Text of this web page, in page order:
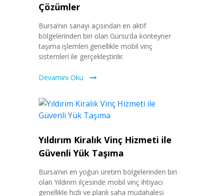
Çözümler
Bursa’nın sanayi açısından en aktif
bölgelerinden biri olan Gürsu’da konteyner
taşıma işlemleri genellikle mobil vinç
sistemleri ile gerçekleştirilir.
Devamını Oku
Yıldırım Kiralık Vinç Hizmeti ile
Güvenli Yük Taşıma
Bursa’nın en yoğun üretim bölgelerinden biri
olan Yıldırım ilçesinde mobil vinç ihtiyacı
genellikle hızlı ve planlı saha müdahalesi